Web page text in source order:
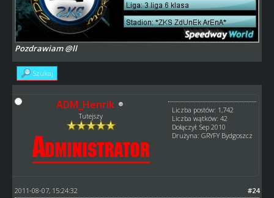
Pozdrawiam @ll
Szukaj
ADM_Henrik
Tutejszy
Liczba postów: 1,742
Liczba wątków: 42
Dołączył: Sep 2010
Drużyna: GRYFY Bydgoszcz
#24
2011-08-07, 15:24:32